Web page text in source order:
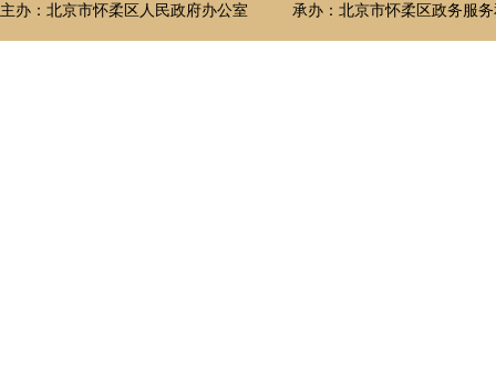
主办：北京市怀柔区人民政府办公室 承办：北京市怀柔区政务服